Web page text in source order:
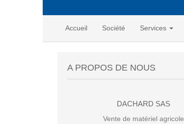
Accueil Société Services
A PROPOS DE NOUS
DACHARD SAS
Vente de matériel agricole